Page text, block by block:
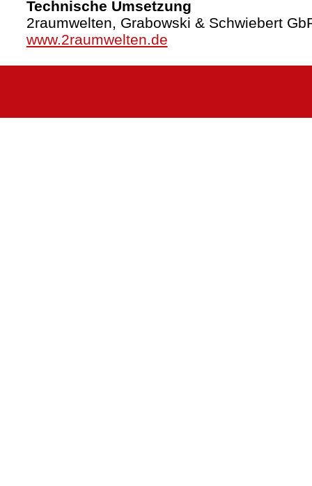
Technische Umsetzung
2raumwelten, Grabowski & Schwiebert
www.2raumwelten.de